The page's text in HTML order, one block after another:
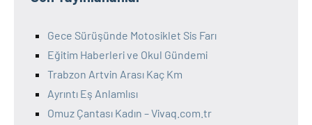
Gece Sürüşünde Motosiklet Sis Farı
Eğitim Haberleri ve Okul Gündemi
Trabzon Artvin Arası Kaç Km
Ayrıntı Eş Anlamlısı
Omuz Çantası Kadın – Vivaq.com.tr